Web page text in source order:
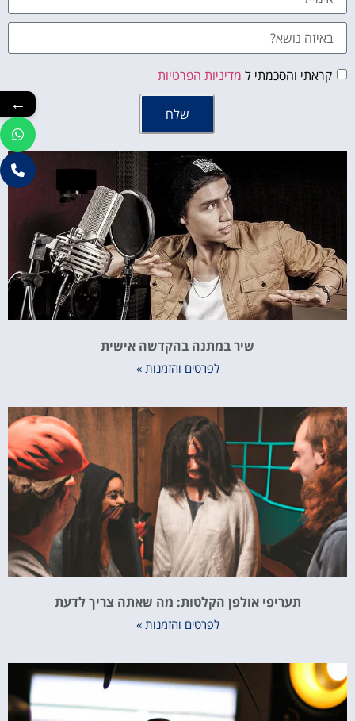
קראתי והסכמתי ל מדיניות הפרטיות
שלח
שיר במתנה בהקדשה אישית
לפרטים והזמנות »
תעריפי אולפן הקלטות: מה שאתה צריך לדעת
לפרטים והזמנות »
←